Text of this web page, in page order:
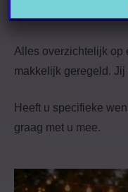
Alles overzichtelijk op
makkelijk geregeld.
Heeft u specifieke
graag met u mee.